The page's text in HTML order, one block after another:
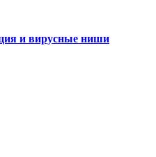
и вирусные ниши